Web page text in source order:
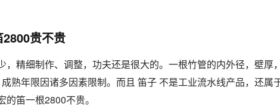
贵不贵
，精细制作、调整，功夫还是很大的。一根竹管的内外径，壁厚
熟年限因诸多因素限制。而且 笛子 不是工业流水线产品，还属
笛一根2800不贵。